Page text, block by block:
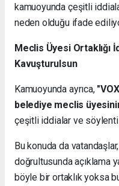
kamuoyunda çeşitli
neden olduğu ifade
Meclis Üyesi Ortaklığı
Kavuşturulsun
Kamuoyunda ayrıca,
belediye meclis
çeşitli iddialar ve
Bu konuda da
doğrultusunda açıklama
böyle bir ortaklık yoksa